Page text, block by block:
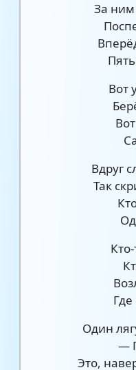
За ним
Вот
Вдруг
Так
Один
—
Это,